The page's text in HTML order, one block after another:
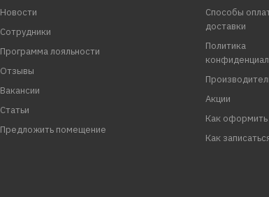
Новости
Сотрудники
Программа лояльности
Отзывы
Вакансии
Статьи
Предложить помещение
Способы
доставки
Политика
Акции
Как оформить
Как